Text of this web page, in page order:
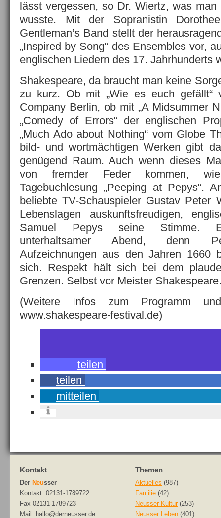
lässt vergessen, so Dr. Wiertz, was
wusste. Mit der Sopranistin
Gentleman’s Band stellt der
„Inspired by Song“ des Ensembles vor,
englischen Liedern des 17. Jahrhunderts
Shakespeare, da braucht man keine
zu kurz. Ob mit „Wie es euch gefällt“
Company Berlin, ob mit „A Midsummer
„Comedy of Errors“ der englischen
„Much Ado about Nothing“ vom Globe
bild- und wortmächtigen Werken gibt
genügend Raum. Auch wenn dieses
von fremder Feder kommen,
Tagebuchlesung „Peeping at Pepys“.
beliebte TV-Schauspieler Gustav Peter
Lebenslagen auskunftsfreudigen,
Samuel Pepys seine Stimme.
unterhaltsamer Abend, denn
Aufzeichnungen aus den Jahren 1660
sich. Respekt hält sich bei dem
Grenzen. Selbst vor Meister Shakespeare.
(Weitere Infos zum Programm
www.shakespeare-festival.de)
teilen
teilen
mitteilen
Kontakt
Der Neusser
Kontakt: 02131-1789722
Fax 02131-1789723
Mail: hallo@derneusser.de
Themen
Aktuelles (987)
Familie (42)
Neusser Kultur (253)
Neusser Leben (401)